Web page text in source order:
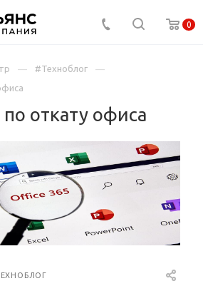
0
#Техноблог
откату офиса